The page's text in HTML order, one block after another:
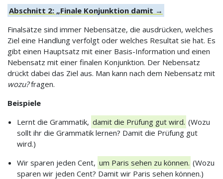
Abschnitt 2: „Finale Konjunktion damit →
Finalsätze sind immer Nebensätze, die ausdrücken, welches
Ziel eine Handlung verfolgt oder welches Resultat sie hat. Es
gibt einen Hauptsatz mit einer Basis-Information und einen
Nebensatz mit einer finalen Konjunktion. Der Nebensatz
drückt dabei das Ziel aus. Man kann nach dem Nebensatz mit
wozu?fragen.
Beispiele
Lernt die Grammatik, damit die Prüfung gut wird. (Wozu
sollt ihr die Grammatik lernen? Damit die Prüfung gut
wird.)
Wir sparen jeden Cent, um Paris sehen zu können. (Wozu
sparen wir jeden Cent? Damit wir Paris sehen können.)